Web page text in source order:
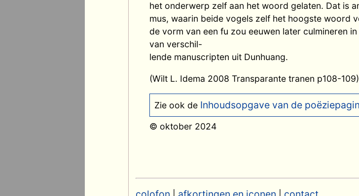
het onderwerp zelf aan het woord gelaten. Dat is
mus, waarin beide vogels zelf het hoogste woord
de vorm van een fu zou eeuwen later culmineren
van verschil-
lende manuscripten uit Dunhuang.
(Wilt L. Idema 2008 Transparante tranen p108-109)
Zie ook de Inhoudsopgave van de
© oktober 2024